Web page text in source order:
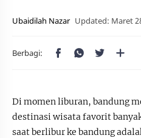
Di momen liburan, bandung
destinasi wisata favorit
saat berlibur ke bandung